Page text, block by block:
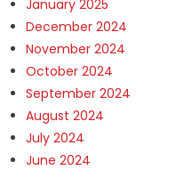
January 2025
December 2024
November 2024
October 2024
September 2024
August 2024
July 2024
June 2024